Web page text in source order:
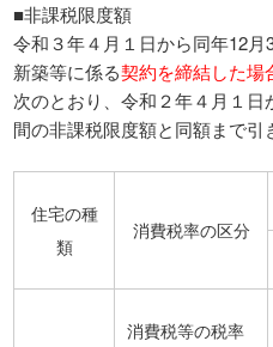
■非課税限度額
令和３年４月１日から同年12
新築等に係る契約を締結した場
次のとおり、令和２年４月１
間の非課税限度額と同額まで引
住宅の種
類
消費税率の区分
消費税等の税率